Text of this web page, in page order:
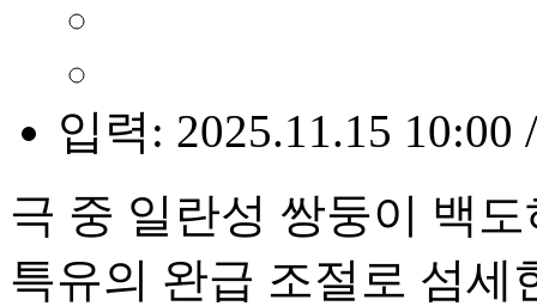
입력: 2025.11.15 10:00
극 중 일란성 쌍둥이 백도
특유의 완급 조절로 섬세